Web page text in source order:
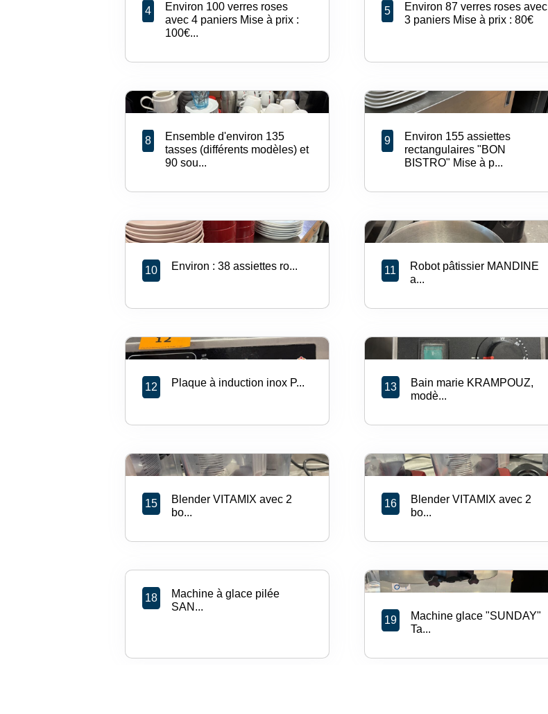
4
Environ 100 verres roses
avec 4 paniers Mise à prix :
100€...
5
Environ 87 verres roses avec
3 paniers Mise à prix : 80€
8
Ensemble d'environ 135
tasses (différents modèles) et
90 sou...
9
Environ 155 assiettes
rectangulaires "BON
BISTRO" Mise à p...
10 Environ : 38 assiettes ro... 11
Robot pâtissier MANDINE
a...
12 Plaque à induction inox P... 13
Bain marie KRAMPOUZ,
modè...
15
Blender VITAMIX avec 2
bo...
16
Blender VITAMIX avec 2
bo...
18
Machine à glace pilée
SAN...
19
Machine glace "SUNDAY"
Ta...